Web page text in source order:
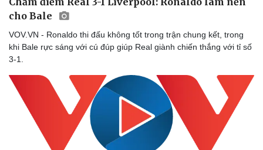
cho Bale
VOV.VN - Ronaldo thi đấu không tốt trong trận chung kết, trong
khi Bale rực sáng với cú đúp giúp Real giành chiến thắng với tỉ số
3-1.